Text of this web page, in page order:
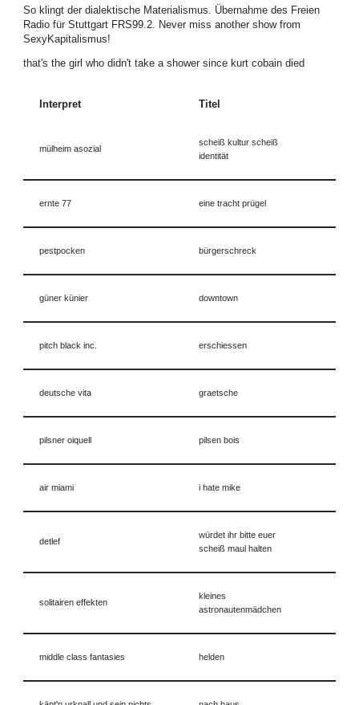
So klingt der dialektische Materialismus. Übernahme des Freien
Radio für Stuttgart FRS99.2. Never miss another show from
SexyKapitalismus!
that's the girl who didn't take a shower since kurt cobain died
Interpret Titel
mülheim asozial
scheiß kultur scheiß
identität
ernte 77 eine tracht prügel
pestpocken bürgerschreck
güner künier downtown
pitch black inc. erschiessen
deutsche vita graetsche
pilsner oiquell pilsen bois
air miami i hate mike
detlef
würdet ihr bitte euer
scheiß maul halten
solitairen effekten
kleines
astronautenmädchen
middle class fantasies helden